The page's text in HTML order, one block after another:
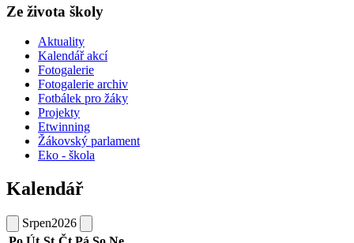
Ze života školy
Aktuality
Kalendář akcí
Fotogalerie
Fotogalerie archiv
Fotbálek pro žáky
Projekty
Etwinning
Žákovský parlament
Eko - škola
Kalendář
Srpen2026